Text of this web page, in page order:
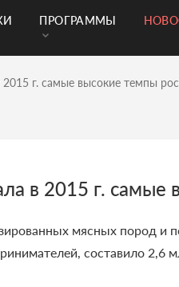
ПРОГРАММЫ
г. самые высокие темпы
в 2015 г.
мясных пород и
составило 2,6